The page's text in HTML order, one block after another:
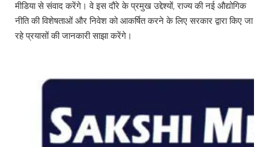
मीडिया से संवाद करेंगे। वे इस दौरे के प्रमुख उद्देश्यों, राज्य की नई औद्योगिक
नीति की विशेषताओं और निवेश को आकर्षित करने के लिए सरकार द्वारा किए जा
रहे प्रयासों की जानकारी साझा करेंगे।